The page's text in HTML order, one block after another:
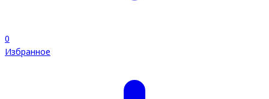
0
Избранное